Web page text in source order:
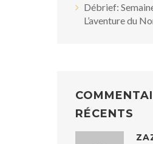
Débrief:
L’aventure du
RÉCENTS